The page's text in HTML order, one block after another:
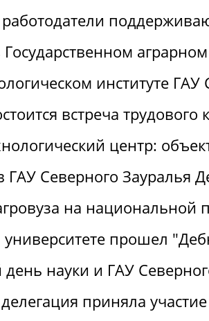
институте
встреча трудового
центр:
ГАУ Северного Зауралья
на национальной
университете прошел
науки и ГАУ
приняла